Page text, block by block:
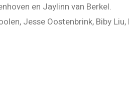
en Jaylinn van Berkel.
Jesse Oostenbrink, Biby